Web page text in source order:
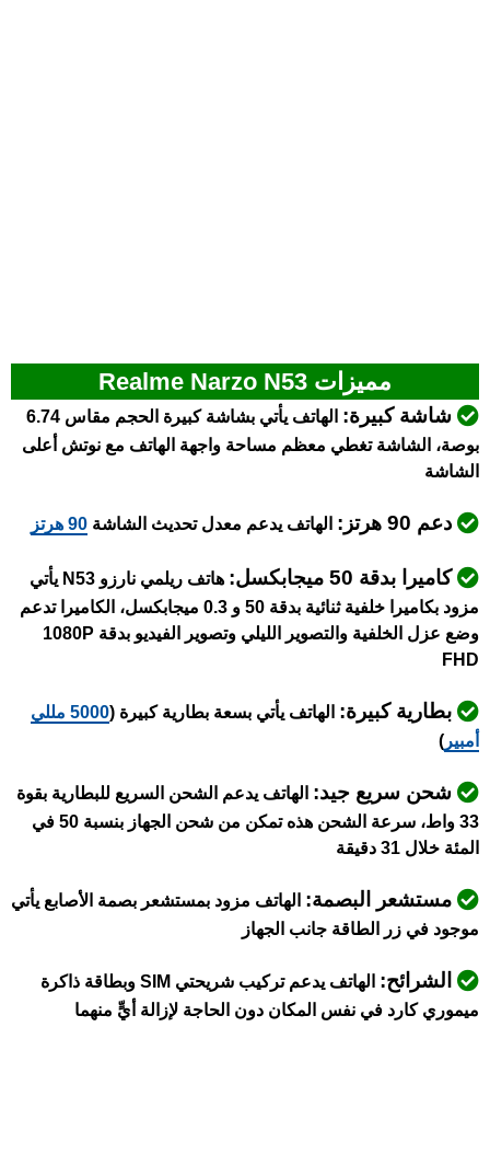
مميزات Realme Narzo N53
شاشة كبيرة:
الهاتف يأتي بشاشة كبيرة الحجم مقاس 6.74
بوصة، الشاشة تغطي معظم مساحة واجهة الهاتف مع نوتش أعلى
الشاشة
دعم 90 هرتز: الهاتف يدعم معدل تحديث الشاشة 90 هرتز
كاميرا بدقة 50 ميجابكسل:
هاتف ريلمي نارزو N53 يأتي
مزود بكاميرا خلفية ثنائية بدقة 50 و 0.3 ميجابكسل، الكاميرا تدعم
وضع عزل الخلفية والتصوير الليلي وتصوير الفيديو بدقة 1080P
FHD
بطارية كبيرة: الهاتف يأتي بسعة بطارية كبيرة (
5000 مللي
أمبير )
شحن سريع جيد: الهاتف يدعم الشحن السريع للبطارية بقوة
33 واط، سرعة الشحن هذه تمكن من شحن الجهاز بنسبة 50 في
المئة خلال 31 دقيقة
مستشعر البصمة: الهاتف مزود بمستشعر بصمة الأصابع يأتي
موجود في زر الطاقة جانب الجهاز
الشرائح:
الهاتف يدعم تركيب شريحتي SIM وبطاقة ذاكرة
ميموري كارد في نفس المكان دون الحاجة لإزالة أيٍّ منهما